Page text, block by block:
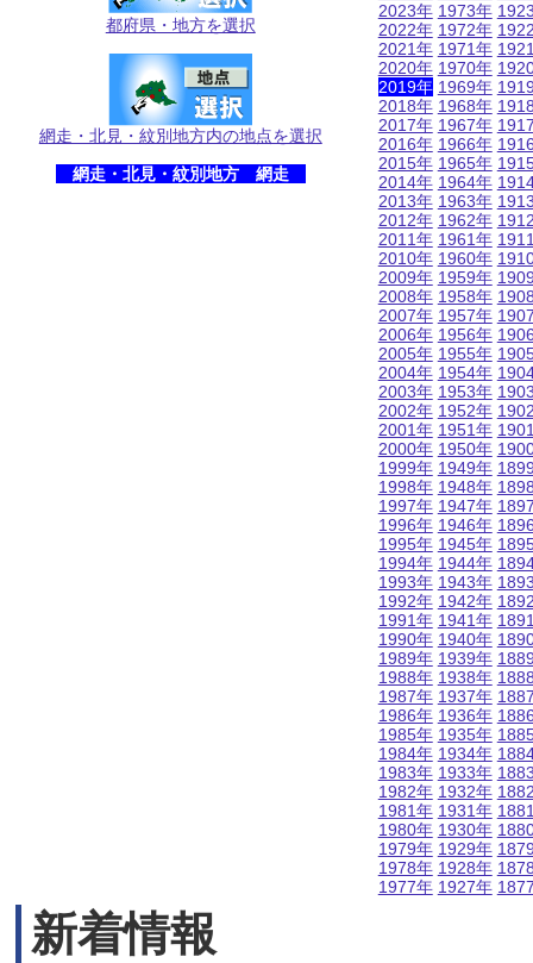
都府県・地方を選択
網走・北見・紋別地方内の地点を選択
網走・北見・紋別地方 網走
2023年
2022年
2021年
2020年
2019年
2018年
2017年
2016年
2015年
2014年
2013年
2012年
2011年
2010年
2009年
2008年
2007年
2006年
2005年
2004年
2003年
2002年
2001年
2000年
1999年
1998年
1997年
1996年
1995年
1994年
1993年
1992年
1991年
1990年
1989年
1988年
1987年
1986年
1985年
1984年
1983年
1982年
1981年
1980年
1979年
1978年
1977年
1973年
1972年
1971年
1970年
1969年
1968年
1967年
1966年
1965年
1964年
1963年
1962年
1961年
1960年
1959年
1958年
1957年
1956年
1955年
1954年
1953年
1952年
1951年
1950年
1949年
1948年
1947年
1946年
1945年
1944年
1943年
1942年
1941年
1940年
1939年
1938年
1937年
1936年
1935年
1934年
1933年
1932年
1931年
1930年
1929年
1928年
1927年
新着情報